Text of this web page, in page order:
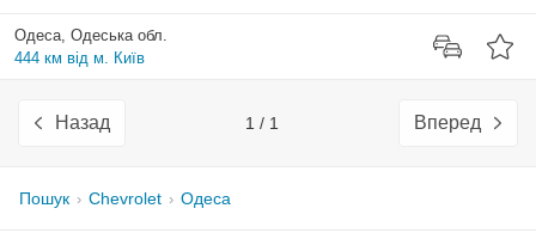
Одеса, Одеська обл.
444 км від м. Київ
Назад 1 / 1 Вперед
Пошук Chevrolet Одеса